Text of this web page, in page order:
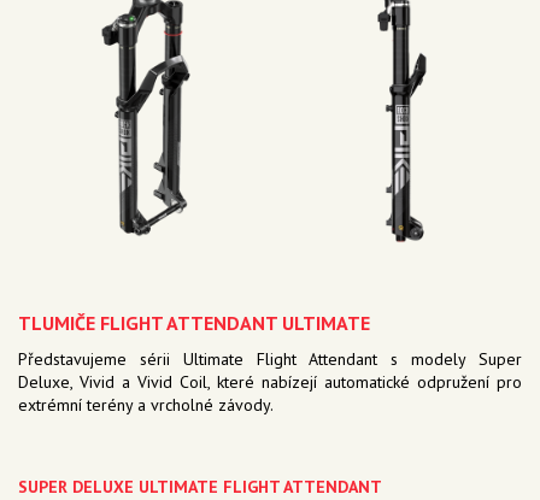
TLUMIČE FLIGHT ATTENDANT ULTIMATE
Představujeme sérii Ultimate Flight Attendant s modely Super
Deluxe, Vivid a Vivid Coil, které nabízejí automatické odpružení pro
extrémní terény a vrcholné závody.
SUPER DELUXE ULTIMATE FLIGHT ATTENDANT